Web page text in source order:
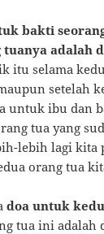
bakti
adalah
itu selama
setelah
untuk ibu dan
tua yang
lebih lagi kita
orang tua
doa untuk
tua ini adalah